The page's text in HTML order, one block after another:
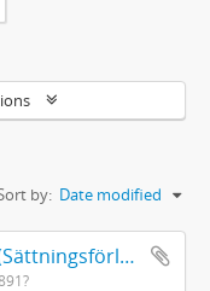
by: Date modified
Gösta Berlings saga (Sättningsförlagan)